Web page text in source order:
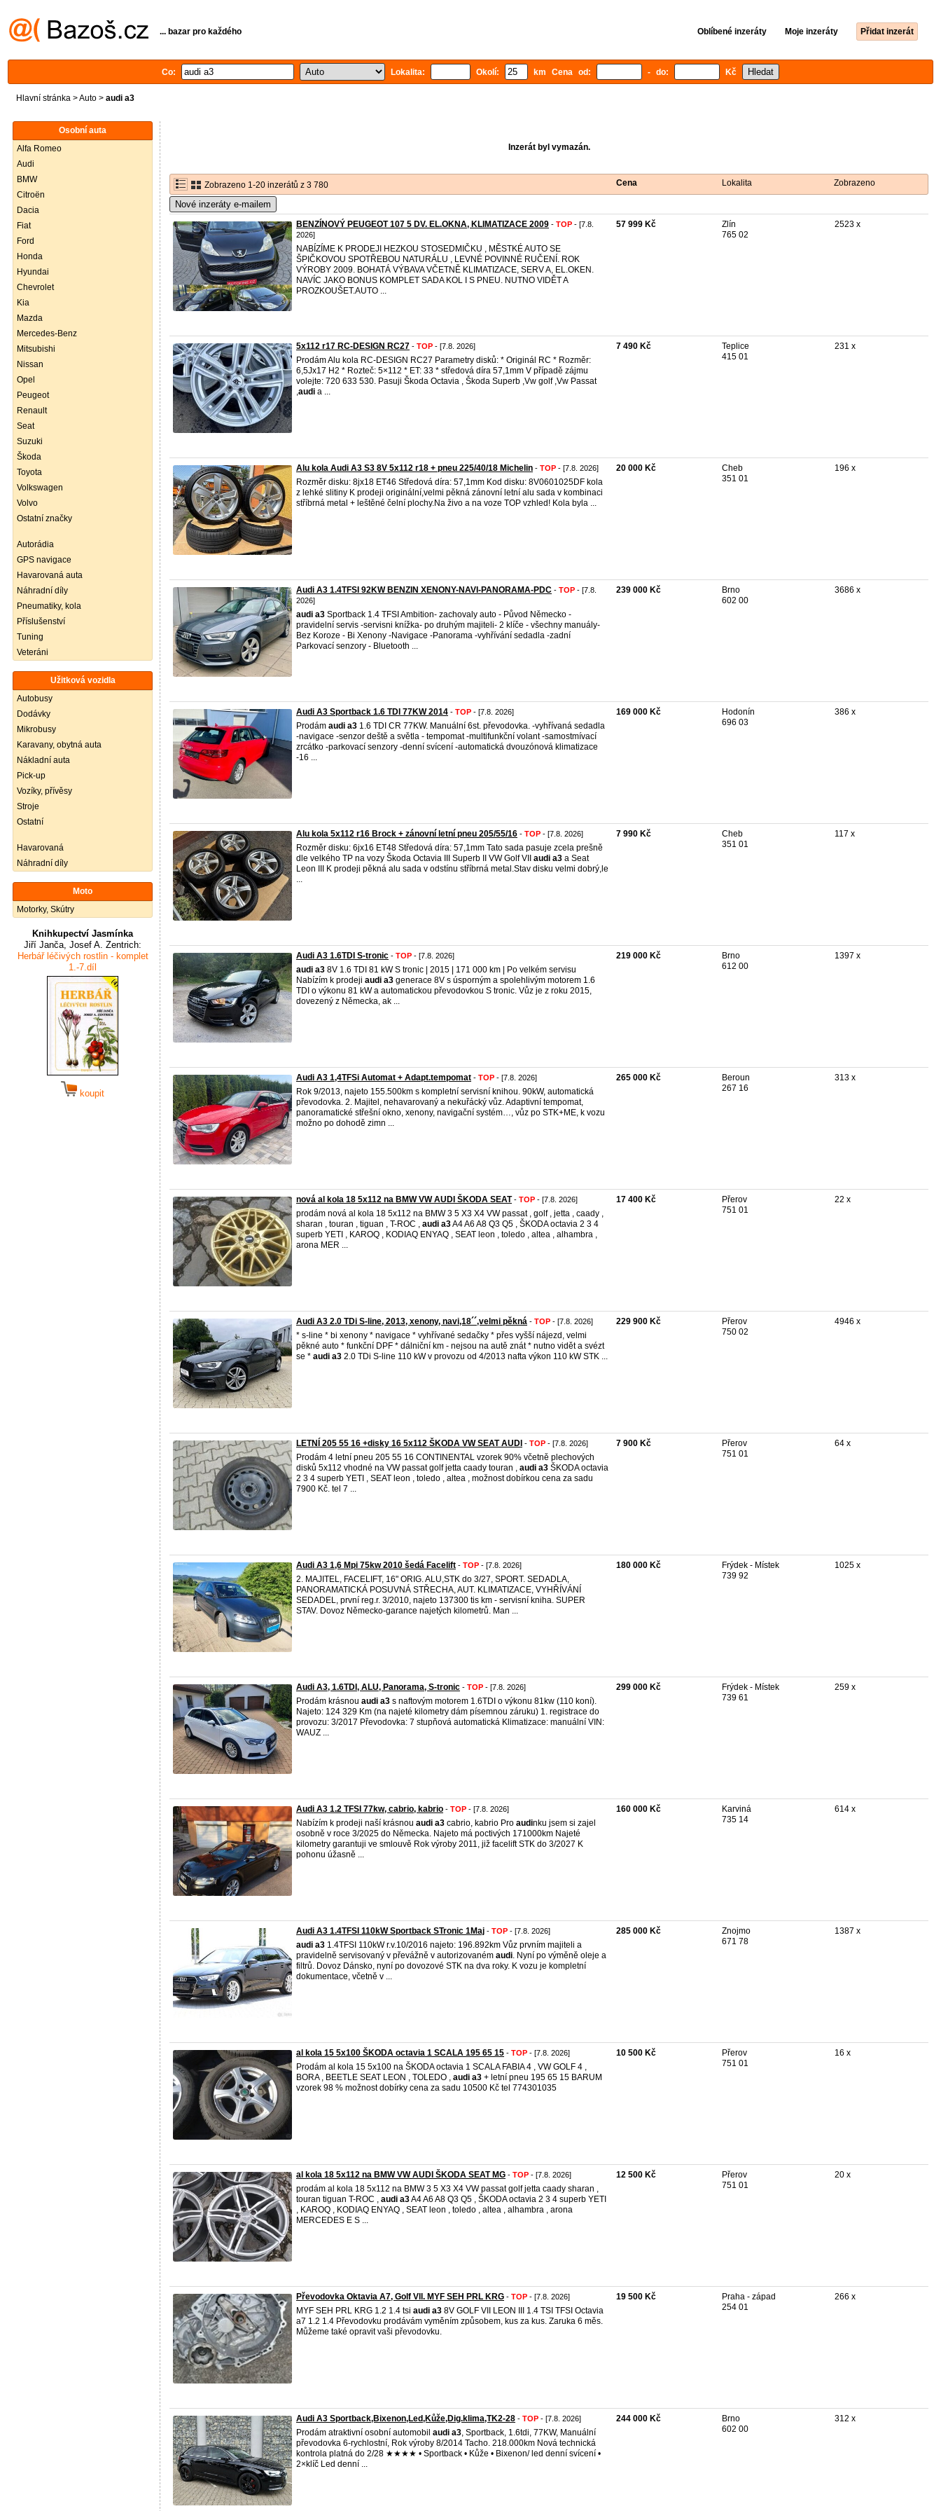
... bazar pro každého Oblíbené inzeráty Moje inzeráty Přidat inzerát
Co: Lokalita: Okolí: km Cena od: - do: Kč
Hlavní stránka >Auto > audi a3
Osobní auta
Alfa Romeo
Audi
BMW
Citroën
Dacia
Fiat
Ford
Honda
Hyundai
Chevrolet
Kia
Mazda
Mercedes-Benz
Mitsubishi
Nissan
Opel
Peugeot
Renault
Seat
Suzuki
Škoda
Toyota
Volkswagen
Volvo
Ostatní značky
Autorádia
GPS navigace
Havarovaná auta
Náhradní díly
Pneumatiky, kola
Příslušenství
Tuning
Veteráni
Užitková vozidla
Autobusy
Dodávky
Mikrobusy
Karavany, obytná auta
Nákladní auta
Pick-up
Vozíky, přívěsy
Stroje
Ostatní
Havarovaná
Náhradní díly
Moto
Motorky, Skútry
Knihkupectví Jasmínka
Jiří Janča, Josef A. Zentrich:
Herbář léčivých rostlin - komplet
1.-7.díl
koupit
Inzerát byl vymazán.
Zobrazeno 1-20 inzerátů z 3 780 Cena Lokalita Zobrazeno
Nové inzeráty e-mailem
BENZÍNOVÝ PEUGEOT 107 5 DV. EL.OKNA, KLIMATIZACE 2009 - TOP - [7.8.
2026]
NABÍZÍME K PRODEJI HEZKOU STOSEDMIČKU , MĚSTKÉ AUTO SE
ŠPIČKOVOU SPOTŘEBOU NATURÁLU , LEVNÉ POVINNÉ RUČENÍ. ROK
VÝROBY 2009. BOHATÁ VÝBAVA VČETNĚ KLIMATIZACE, SERV A, EL.OKEN.
NAVÍC JAKO BONUS KOMPLET SADA KOL I S PNEU. NUTNO VIDĚT A
PROZKOUŠET.AUTO ...
57 999 Kč
Zlín
765 02
2523 x
5x112 r17 RC-DESIGN RC27 - TOP - [7.8. 2026]
Prodám Alu kola RC-DESIGN RC27 Parametry disků: * Originál RC * Rozměr:
6,5Jx17 H2 * Rozteč: 5×112 * ET: 33 * středová díra 57,1mm V případě zájmu
volejte: 720 633 530. Pasuji Škoda Octavia , Škoda Superb ,Vw golf ,Vw Passat
,audi a ...
7 490 Kč
Teplice
415 01
231 x
Alu kola Audi A3 S3 8V 5x112 r18 + pneu 225/40/18 Michelin - TOP - [7.8. 2026]
Rozměr disku: 8jx18 ET46 Středová díra: 57,1mm Kod disku: 8V0601025DF kola
z lehké slitiny K prodeji originální,velmi pěkná zánovní letní alu sada v kombinaci
stříbrná metal + leštěné čelní plochy.Na živo a na voze TOP vzhled! Kola byla ...
20 000 Kč
Cheb
351 01
196 x
Audi A3 1.4TFSI 92KW BENZIN XENONY-NAVI-PANORAMA-PDC - TOP - [7.8.
2026]
audi a3 Sportback 1.4 TFSI Ambition- zachovaly auto - Původ Německo -
pravidelní servis -servisni knížka- po druhým majiteli- 2 klíče - všechny manuály-
Bez Koroze - Bi Xenony -Navigace -Panorama -vyhřívání sedadla -zadní
Parkovací senzory - Bluetooth ...
239 000 Kč
Brno
602 00
3686 x
Audi A3 Sportback 1.6 TDI 77KW 2014 - TOP - [7.8. 2026]
Prodám audi a3 1.6 TDI CR 77KW. Manuální 6st. převodovka. -vyhřívaná sedadla
-navigace -senzor deště a světla - tempomat -multifunkční volant -samostmívací
zrcátko -parkovací senzory -denní svícení -automatická dvouzónová klimatizace
-16 ...
169 000 Kč
Hodonín
696 03
386 x
Alu kola 5x112 r16 Brock + zánovní letní pneu 205/55/16 - TOP - [7.8. 2026]
Rozměr disku: 6jx16 ET48 Středová díra: 57,1mm Tato sada pasuje zcela prešně
dle velkého TP na vozy Škoda Octavia III Superb II VW Golf VII audi a3 a Seat
Leon III K prodeji pěkná alu sada v odstínu stříbrná metal.Stav disku velmi dobrý,le
...
7 990 Kč
Cheb
351 01
117 x
Audi A3 1.6TDI S-tronic - TOP - [7.8. 2026]
audi a3 8V 1.6 TDI 81 kW S tronic | 2015 | 171 000 km | Po velkém servisu
Nabízím k prodeji audi a3 generace 8V s úsporným a spolehlivým motorem 1.6
TDI o výkonu 81 kW a automatickou převodovkou S tronic. Vůz je z roku 2015,
dovezený z Německa, ak ...
219 000 Kč
Brno
612 00
1397 x
Audi A3 1,4TFSi Automat + Adapt.tempomat - TOP - [7.8. 2026]
Rok 9/2013, najeto 155.500km s kompletní servisní knihou. 90kW, automatická
převodovka. 2. Majitel, nehavarovaný a nekuřácký vůz. Adaptivní tempomat,
panoramatické střešní okno, xenony, navigační systém…, vůz po STK+ME, k vozu
možno po dohodě zimn ...
265 000 Kč
Beroun
267 16
313 x
nová al kola 18 5x112 na BMW VW AUDI ŠKODA SEAT- TOP - [7.8. 2026]
prodám nová al kola 18 5x112 na BMW 3 5 X3 X4 VW passat , golf , jetta , caady ,
sharan , touran , tiguan , T-ROC , audi a3A4 A6 A8 Q3 Q5 , ŠKODA octavia 2 3 4
superb YETI , KAROQ , KODIAQ ENYAQ , SEAT leon , toledo , altea , alhambra ,
arona MER ...
17 400 Kč
Přerov
751 01
22 x
Audi A3 2.0 TDi S-line, 2013, xenony, navi,18´´,velmi pěkná - TOP - [7.8. 2026]
* s-line * bi xenony * navigace * vyhřívané sedačky * přes vyšší nájezd, velmi
pěkné auto * funkční DPF * dálniční km - nejsou na autě znát * nutno vidět a svézt
se * audi a3 2.0 TDi S-line 110 kW v provozu od 4/2013 nafta výkon 110 kW STK ...
229 900 Kč
Přerov
750 02
4946 x
LETNÍ 205 55 16 +disky 16 5x112 ŠKODA VW SEAT AUDI - TOP - [7.8. 2026]
Prodám 4 letní pneu 205 55 16 CONTINENTAL vzorek 90% včetně plechových
disků 5x112 vhodné na VW passat golf jetta caady touran , audi a3 ŠKODA octavia
2 3 4 superb YETI , SEAT leon , toledo , altea , možnost dobírkou cena za sadu
7900 Kč. tel 7 ...
7 900 Kč
Přerov
751 01
64 x
Audi A3 1,6 Mpi 75kw 2010 šedá Facelift - TOP - [7.8. 2026]
2. MAJITEL, FACELIFT, 16" ORIG. ALU,STK do 3/27, SPORT. SEDADLA,
PANORAMATICKÁ POSUVNÁ STŘECHA, AUT. KLIMATIZACE, VYHŘÍVÁNÍ
SEDADEL, první reg.r. 3/2010, najeto 137300 tis km - servisní kniha. SUPER
STAV. Dovoz Německo-garance najetých kilometrů. Man ...
180 000 Kč
Frýdek - Místek
739 92
1025 x
Audi A3, 1.6TDI, ALU, Panorama, S-tronic - TOP - [7.8. 2026]
Prodám krásnou audi a3 s naftovým motorem 1.6TDI o výkonu 81kw (110 koní).
Najeto: 124 329 Km (na najeté kilometry dám písemnou záruku) 1. registrace do
provozu: 3/2017 Převodovka: 7 stupňová automatická Klimatizace: manuální VIN:
WAUZ ...
299 000 Kč
Frýdek - Místek
739 61
259 x
Audi A3 1.2 TFSI 77kw, cabrio, kabrio - TOP - [7.8. 2026]
Nabízím k prodeji naší krásnou audi a3 cabrio, kabrio Pro audinku jsem si zajel
osobně v roce 3/2025 do Německa. Najeto má poctivých 171000km Najeté
kilometry garantuji ve smlouvě Rok výroby 2011, již facelift STK do 3/2027 K
pohonu úžasně ...
160 000 Kč
Karviná
735 14
614 x
Audi A3 1.4TFSI 110kW Sportback STronic 1Maj - TOP - [7.8. 2026]
audi a3 1.4TFSI 110kW r.v.10/2016 najeto: 196.892km Vůz prvním majiteli a
pravidelně servisovaný v převážně v autorizovaném audi. Nyní po výměně oleje a
filtrů. Dovoz Dánsko, nyní po dovozové STK na dva roky. K vozu je kompletní
dokumentace, včetně v ...
285 000 Kč
Znojmo
671 78
1387 x
al kola 15 5x100 ŠKODA octavia 1 SCALA 195 65 15 - TOP - [7.8. 2026]
Prodám al kola 15 5x100 na ŠKODA octavia 1 SCALA FABIA 4 , VW GOLF 4 ,
BORA , BEETLE SEAT LEON , TOLEDO , audi a3 + letní pneu 195 65 15 BARUM
vzorek 98 % možnost dobírky cena za sadu 10500 Kč tel 774301035
10 500 Kč
Přerov
751 01
16 x
al kola 18 5x112 na BMW VW AUDI ŠKODA SEAT MG - TOP - [7.8. 2026]
prodám al kola 18 5x112 na BMW 3 5 X3 X4 VW passat golf jetta caady sharan ,
touran tiguan T-ROC , audi a3A4 A6 A8 Q3 Q5 , ŠKODA octavia 2 3 4 superb YETI
, KAROQ , KODIAQ ENYAQ , SEAT leon , toledo , altea , alhambra , arona
MERCEDES E S ...
12 500 Kč
Přerov
751 01
20 x
Převodovka Oktavia A7, Golf Vll. MYF SEH PRL KRG - TOP - [7.8. 2026]
MYF SEH PRL KRG 1.2 1.4 tsi audi a3 8V GOLF VII LEON III 1.4 TSI TFSI Octavia
a7 1.2 1.4 Převodovku prodávám vyměním způsobem, kus za kus. Zaruka 6 měs.
Můžeme také opravit vaši převodovku.
19 500 Kč
Praha - západ
254 01
266 x
Audi A3 Sportback,Bixenon,Led,Kůže,Dig.klima,TK2-28 - TOP - [7.8. 2026]
Prodám atraktivní osobní automobil audi a3, Sportback, 1.6tdi, 77KW, Manuální
převodovka 6-rychlostní, Rok výroby 8/2014 Tacho. 218.000km Nová technická
kontrola platná do 2/28 ★★★★ • Sportback • Kůže • Bixenon/ led denní svícení •
2×klíč Led denní ...
244 000 Kč
Brno
602 00
312 x